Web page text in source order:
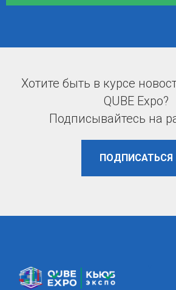
Хотите быть в курсе
QUBE Expo?
Подписывайтесь на
ПОДПИСАТЬСЯ